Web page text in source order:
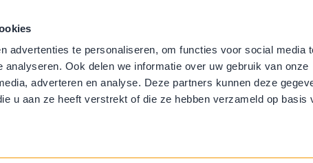
advertenties te personaliseren, om functies voor social media
analyseren. Ook delen we informatie over uw gebruik van onze
adverteren en analyse. Deze partners kunnen deze
u aan ze heeft verstrekt of die ze hebben verzameld op basis